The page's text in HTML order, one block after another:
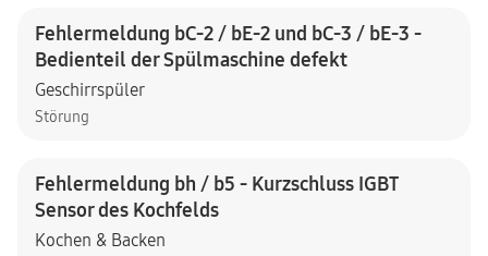
Fehlermeldung bC-2 / bE-2 und bC-3 / bE-3 -
Bedienteil der Spülmaschine defekt
Geschirrspüler
Störung
Fehlermeldung bh / b5 - Kurzschluss IGBT
Sensor des Kochfelds
Kochen & Backen